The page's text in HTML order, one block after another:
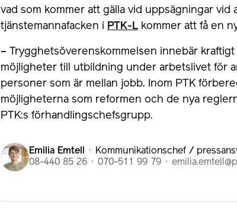
vad som kommer att gälla vid uppsägningar vid
tjänstemannafacken i PTK-L kommer att få en
– Trygghetsöverenskommelsen innebär
möjligheter till utbildning under arbetslivet för
personer som är mellan jobb. Inom PTK
möjligheterna som reformen och de nya
PTK:s förhandlingschefsgrupp.
Emilia Emtell
Kommunikationschef /
08-440 85 26
070-511 99 79